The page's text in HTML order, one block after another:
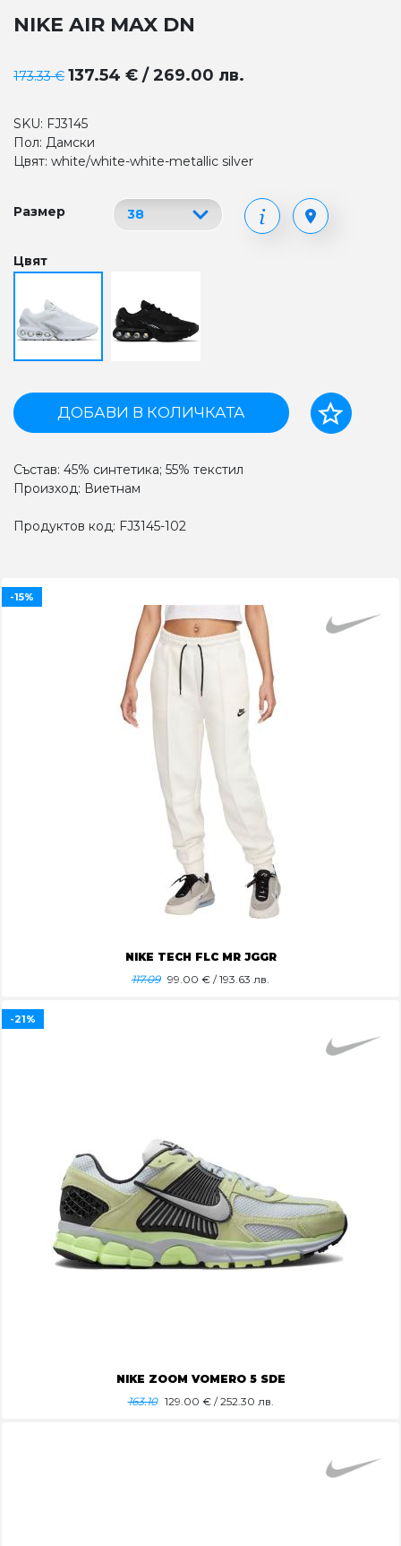
NIKE AIR MAX DN
173.33 € 137.54 € / 269.00 лв.
SKU: FJ3145
Пол: Дамски
Цвят: white/white-white-metallic silver
Размер
Цвят
ДОБАВИ В КОЛИЧКАТА
Състав: 45% синтетика; 55% текстил
Произход: Виетнам
Продуктов код: FJ3145-102
NIKE TECH FLC MR JGGR
117.09 99.00 € / 193.63 лв.
-15%
NIKE ZOOM VOMERO 5 SDE
163.10 129.00 € / 252.30 лв.
-21%